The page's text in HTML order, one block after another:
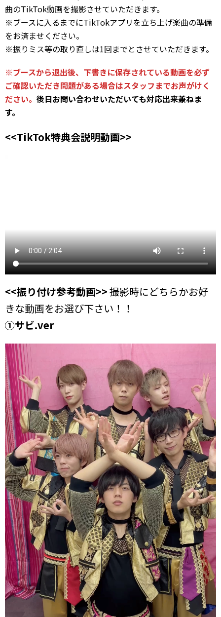
曲のTikTok動画を撮影させていただきます。
※ブースに入るまでにTikTokアプリを立ち上げ楽曲の準備
をお済ませください。
※振りミス等の取り直しは1回までとさせていただきます。
※ブースから退出後、下書きに保存されている動画を必ず
ご確認いただき問題がある場合はスタッフまでお声がけく
ださい。 後日お問い合わせいただいても対応出来兼ねま
す。
<<TikTok特典会説明動画>>
<<振り付け参考動画>>撮影時にどちらかお好
きな動画をお選び下さい！！
①サビ.ver